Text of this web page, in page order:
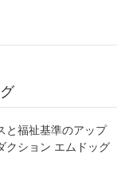
と福祉基準のアップ
クション エムドッグ